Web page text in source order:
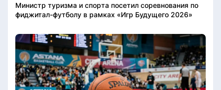
Министр туризма и спорта посетил соревнования по
фиджитал-футболу в рамках «Игр Будущего 2026»